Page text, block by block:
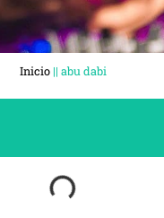
Inicio|| abu dabi